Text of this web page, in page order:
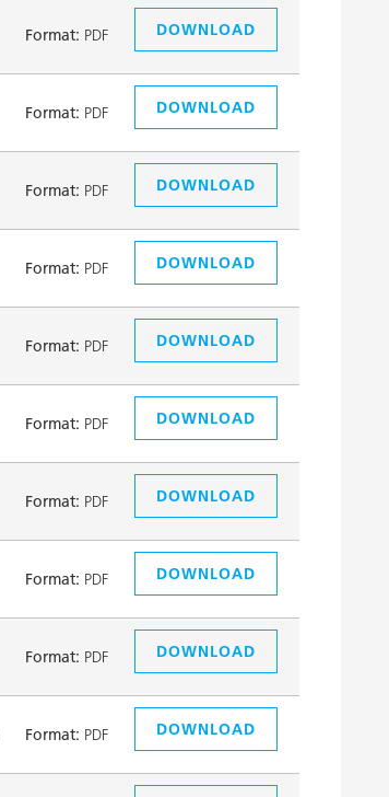
Format: PDF DOWNLOAD
Format: PDF DOWNLOAD
Format: PDF DOWNLOAD
Format: PDF DOWNLOAD
Format: PDF DOWNLOAD
Format: PDF DOWNLOAD
Format: PDF DOWNLOAD
Format: PDF DOWNLOAD
Format: PDF DOWNLOAD
Format: PDF DOWNLOAD